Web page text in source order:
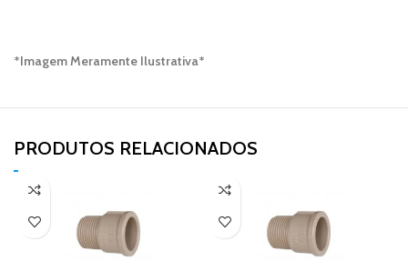
*Imagem Meramente Ilustrativa*
PRODUTOS RELACIONADOS​